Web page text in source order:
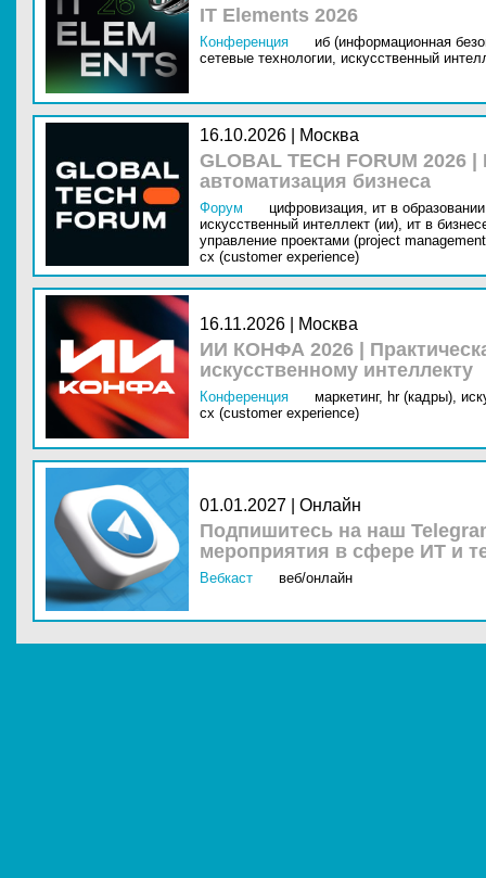
IT Elements 2026
Конференция
иб (информационная
сетевые технологии, искусственный
16.10.2026 | Москва
GLOBAL TECH FORUM
автоматизация бизнеса
Форум цифровизация, ит в
искусственный интеллект (ии), ит в
управление проектами (project
cx (customer experience)
16.11.2026 | Москва
ИИ КОНФА 2026 |
искусственному интеллекту
Конференция маркетинг, hr (кадры),
cx (customer experience)
01.01.2027 | Онлайн
Подпишитесь на наш
мероприятия в сфере ИТ и
Вебкаст веб/онлайн